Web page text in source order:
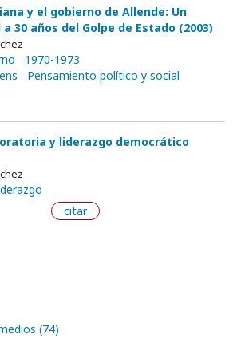
y el gobierno de Allende: Un
30 años del Golpe de Estado (2003)
1970-1973
Pensamiento político y social
y liderazgo democrático
citar
(74)